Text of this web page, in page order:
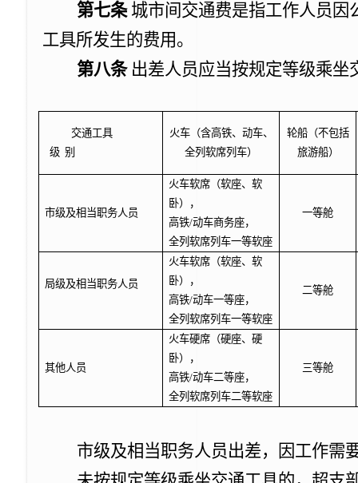
第七条 城市间交通费是指工作人员
工具所发生的费用。
第八条出差人员应当按规定等级乘坐
交通工具
级 别
火车（含高铁、动车、
全列软席列车）
轮船（不包括
旅游船）
市级及相当职务人员
火车软席（软座、软
卧），
高铁/动车商务座，
全列软席列车一等软座
一等舱
局级及相当职务人员
火车软席（软座、软
卧），
高铁/动车一等座，
全列软席列车一等软座
二等舱
其他人员
火车硬席（硬座、硬
卧），
高铁/动车二等座，
全列软席列车二等软座
三等舱
市级及相当职务人员出差，因工作需